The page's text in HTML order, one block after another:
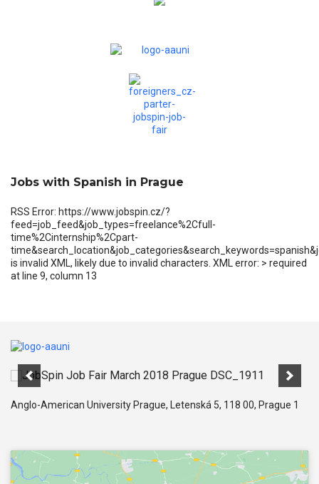
Jobs with Spanish in Prague
RSS Error: https://www.jobspin.cz/?
feed=job_feed&job_types=freelance%2Cfull-
time%2Cinternship%2Cpart-
is invalid XML, likely due to invalid characters. XML error: > required
at line 9, column 13
Anglo-American University Prague, Letenská 5, 118 00, Prague 1